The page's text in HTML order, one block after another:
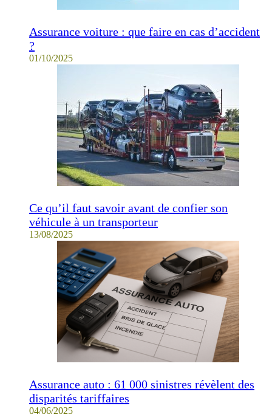
Assurance voiture : que faire en cas d’accident
?
01/10/2025
Ce qu’il faut savoir avant de confier son
véhicule à un transporteur
13/08/2025
Assurance auto : 61 000 sinistres révèlent des
disparités tariffaires
04/06/2025